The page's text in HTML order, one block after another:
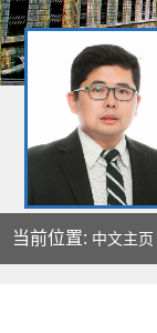
当前位置: 中文主页